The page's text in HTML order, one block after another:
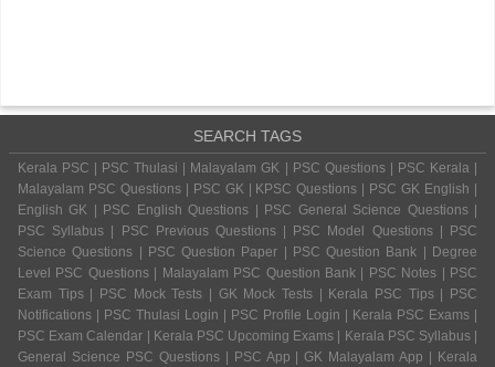
SEARCH TAGS
Kerala PSC | PSC Thulasi | Malayalam GK | PSC Questions | PSC Kerala |
Malayalam PSC Questions | PSC GK | KPSC Questions | PSC GK English |
English GK | PSC English Questions | PSC General Science Questions |
PSC Syllabus | PSC Previous Questions | PSC Model Questions | PSC
Science Questions | PSC Question Paper | PSC Question Bank | Degree
Level PSC Questions | Malayalam PSC Question Bank | PSC Notes | PSC
Exam Tips | PSC Mock Tests | GK Mock Tests | Kerala PSC Tips | PSC
Notifications | PSC Thulasi Login | PSC Profile Login | Kerala PSC Exams |
PSC Exam Calendar | Kerala PSC Upcoming Exams | Kerala PSC Syllabus |
General Science PSC Questions | PSC App | GK Malayalam App | Kerala